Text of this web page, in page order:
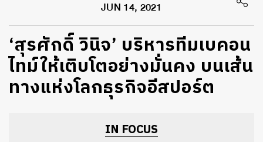
JUN 14, 2021
‘สุรศักดิ์ วินิจ’ บริหารทีมเบคอน
ไทม์ให้เติบโตอย่างมั่นคง บนเส้น
ทางแห่งโลกธุรกิจอีสปอร์ต
IN FOCUS